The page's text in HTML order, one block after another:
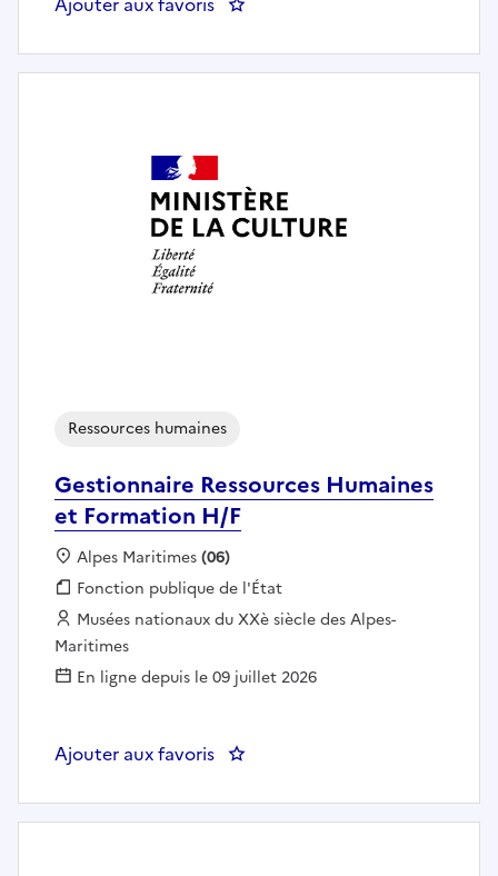
Gestionnaire Ressources Humaines
et Formation H/F
Ressources humaines
Localisation :
Alpes Maritimes(06)
Fonction publique :
Fonction publique de l'État
Employeur :
Musées nationaux du XXè siècle des Alpes-
Maritimes
En ligne depuis le 09 juillet 2026
Ajouter aux favoris : Gestionnaire Ressources